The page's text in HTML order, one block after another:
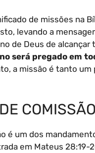
de missões na
levando a
de Deus de alcançar
será pregado em
a missão é tanto
é um dos
em Mateus 28:19-